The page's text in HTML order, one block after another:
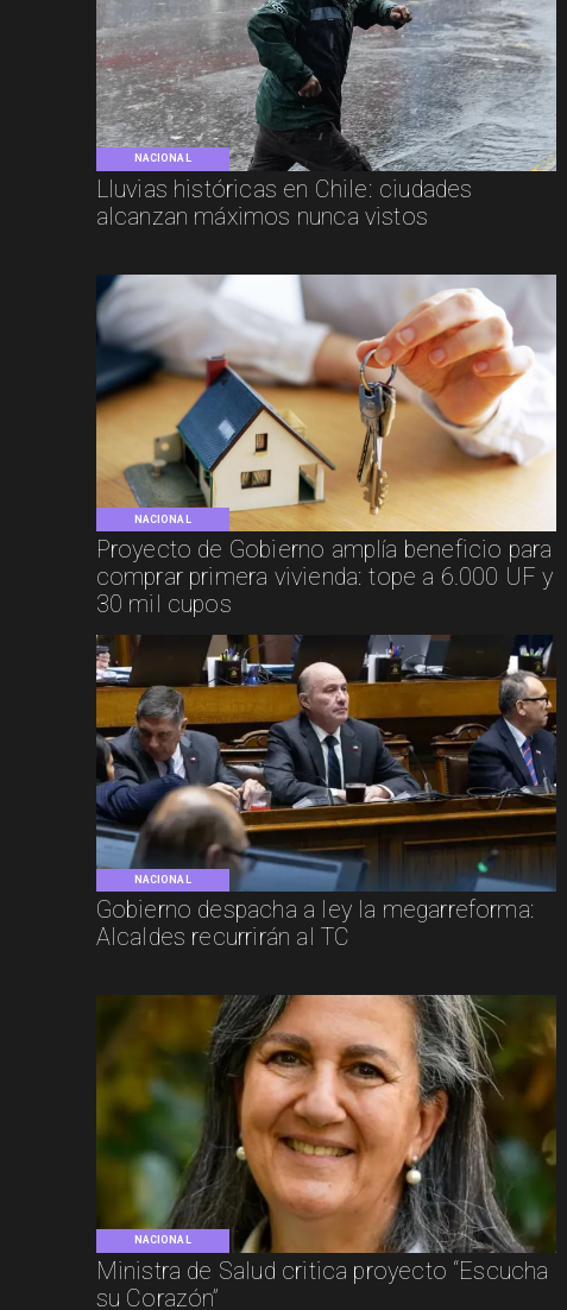
NACIONAL
Lluvias históricas en Chile: ciudades
alcanzan máximos nunca vistos
NACIONAL
Proyecto de Gobierno amplía beneficio para
comprar primera vivienda: tope a 6.000 UF y
30 mil cupos
NACIONAL
Gobierno despacha a ley la megarreforma:
Alcaldes recurrirán al TC
NACIONAL
Ministra de Salud critica proyecto “Escucha
su Corazón”